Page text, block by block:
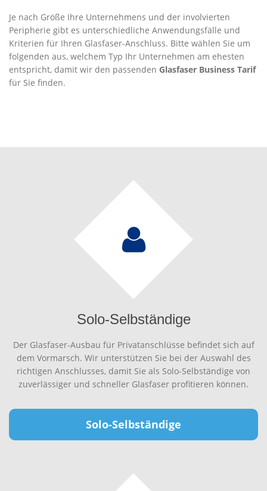
Je nach Größe Ihre Unternehmens und der involvierten
Peripherie gibt es unterschiedliche Anwendungsfälle und
Kriterien für Ihren Glasfaser-Anschluss. Bitte wählen Sie um
folgenden aus, welchem Typ Ihr Unternehmen am ehesten
entspricht, damit wir den passenden Glasfaser Business Tarif
für Sie finden.
Solo-Selbständige
Der Glasfaser-Ausbau für Privatanschlüsse befindet sich auf
dem Vormarsch. Wir unterstützen Sie bei der Auswahl des
richtigen Anschlusses, damit Sie als Solo-Selbständige von
zuverlässiger und schneller Glasfaser profitieren können.
Solo-Selbständige